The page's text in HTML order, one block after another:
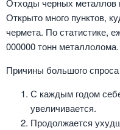
Отходы черных металлов
Открыто много пунктов,
чермета. По статистике,
000000 тонн металлолома.
Причины большого
С каждым годом
увеличивается.
Продолжается